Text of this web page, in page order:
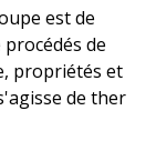
est de
de
propriétés et
de ther